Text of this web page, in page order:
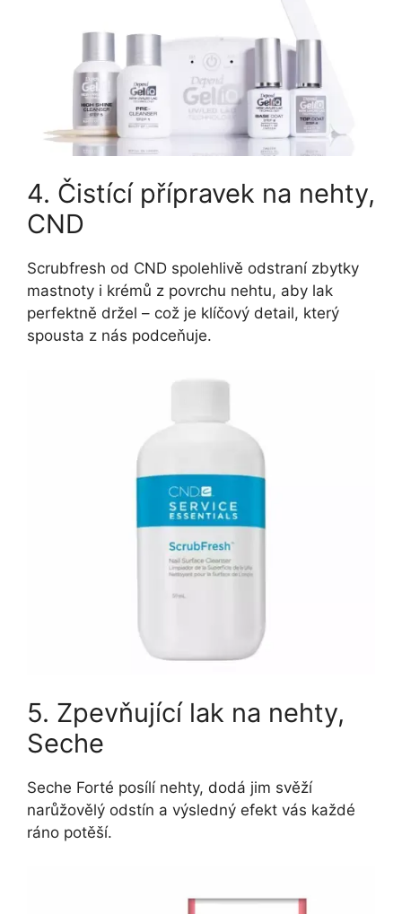
4. Čistící přípravek na nehty,
CND
Scrubfresh od CND spolehlivě odstraní zbytky
mastnoty i krémů z povrchu nehtu, aby lak
perfektně držel – což je klíčový detail, který
spousta z nás podceňuje.
5. Zpevňující lak na nehty,
Seche
Seche Forté posílí nehty, dodá jim svěží
narůžovělý odstín a výsledný efekt vás každé
ráno potěší.